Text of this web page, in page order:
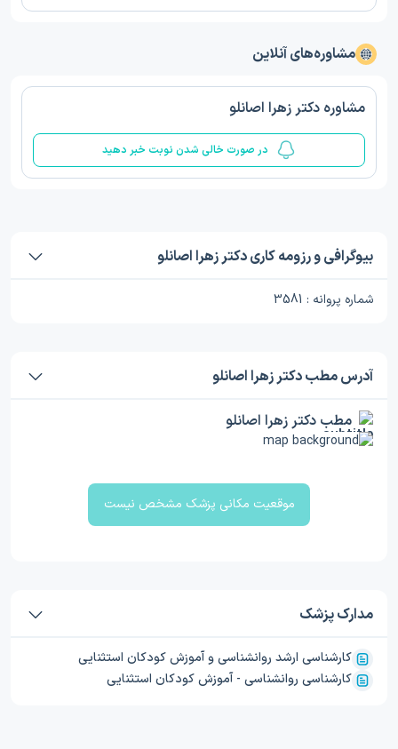
مشاوره‌های آنلاین
مشاوره دکتر زهرا اصانلو
در صورت خالی شدن نوبت خبر دهید
بیوگرافی و رزومه کاری دکتر زهرا اصانلو
شماره پروانه : 3581
آدرس مطب دکتر زهرا اصانلو
مطب دکتر زهرا اصانلو
موقعیت مکانی پزشک مشخص نیست
مدارک پزشک
کارشناسی ارشد روانشناسی و آموزش کودکان استثنایی
کارشناسی روانشناسی - آموزش کودکان استثنایی